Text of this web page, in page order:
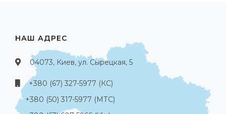
НАШ АДРЕС
04073, Киев, ул. Сырецкая, 5
+380 (67) 327-5977 (КС)
+380 (50) 317-5977 (МТС)